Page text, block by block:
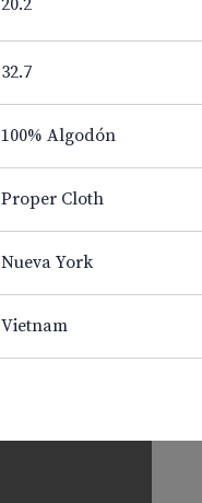
20.2
32.7
100% Algodón
Proper Cloth
Nueva York
Vietnam